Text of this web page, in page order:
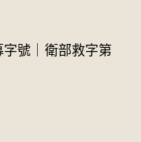
號｜衛部救字第